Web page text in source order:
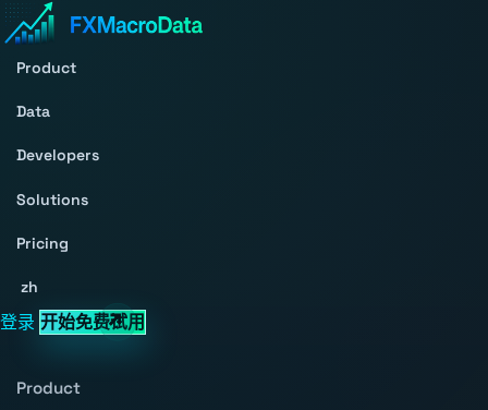
Product
Data
Developers
Solutions
Pricing
zh
登录 开始免费试用
Product